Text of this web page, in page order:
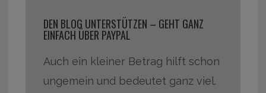
DEN BLOG UNTERSTÜTZEN – GEHT GANZ
EINFACH ÜBER PAYPAL
Auch ein kleiner Betrag hilft schon
ungemein und bedeutet ganz viel.